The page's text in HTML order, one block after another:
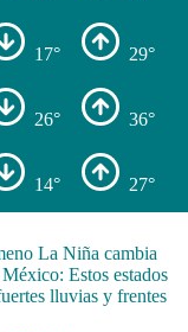
17° 29°
26° 36°
14° 27°